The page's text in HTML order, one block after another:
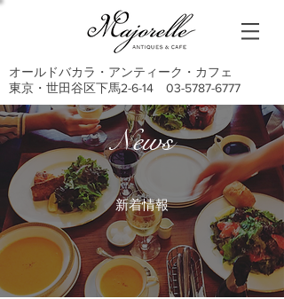
オールドバカラ・アンティーク・カフェ
東京・世田谷区下馬2-6-14 03-5787-6777
News
新着情報